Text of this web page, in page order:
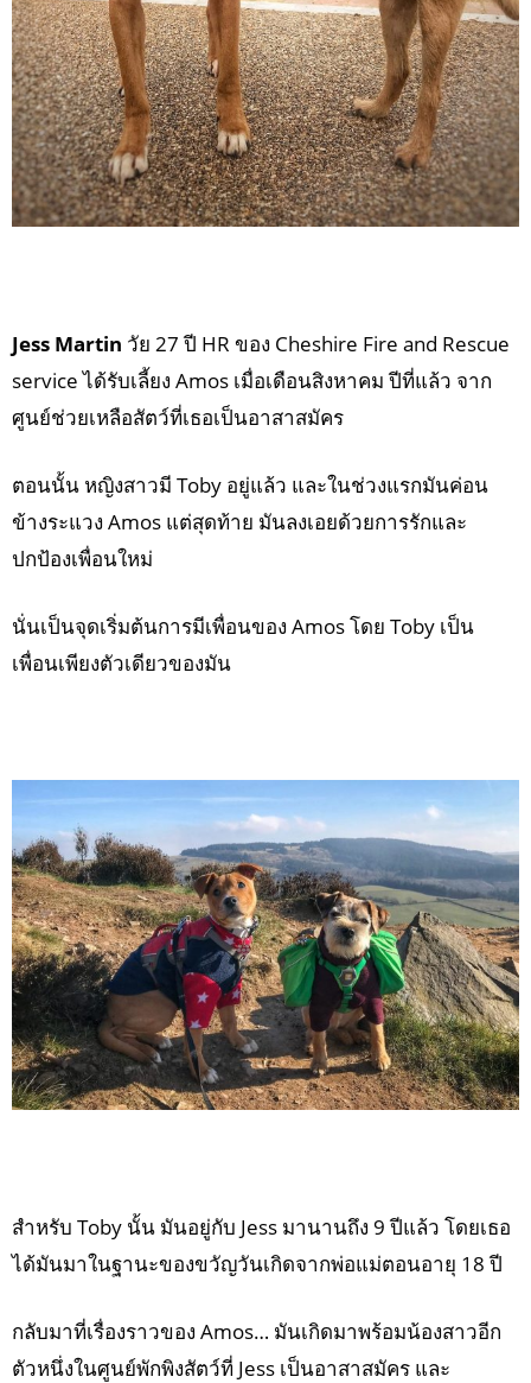
Jess Martin วัย 27 ปี HR ของ Cheshire Fire and Rescue
service ได้รับเลี้ยง Amos เมื่อเดือนสิงหาคม ปีที่แล้ว จาก
ศูนย์ช่วยเหลือสัตว์ที่เธอเป็นอาสาสมัคร
ตอนนั้น หญิงสาวมี Toby อยู่แล้ว และในช่วงแรกมันค่อน
ข้างระแวง Amos แต่สุดท้าย มันลงเอยด้วยการรักและ
ปกป้องเพื่อนใหม่
นั่นเป็นจุดเริ่มต้นการมีเพื่อนของ Amos โดย Toby เป็น
เพื่อนเพียงตัวเดียวของมัน
สำหรับ Toby นั้น มันอยู่กับ Jess มานานถึง 9 ปีแล้ว โดยเธอ
ได้มันมาในฐานะของขวัญวันเกิดจากพ่อแม่ตอนอายุ 18 ปี
กลับมาที่เรื่องราวของ Amos… มันเกิดมาพร้อมน้องสาวอีก
ตัวหนึ่งในศูนย์พักพิงสัตว์ที่ Jess เป็นอาสาสมัคร และ